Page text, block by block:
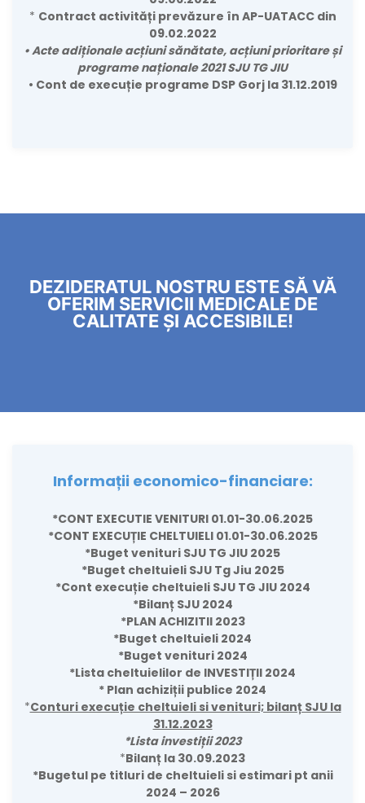
* Contract activități prevăzure în AP-UATACC din
09.02.2022
• Acte adiționale acțiuni sănătate, acțiuni prioritare și
programe naționale 2021 SJU TG JIU
• Cont de execuție programe DSP Gorj la 31.12.2019
DEZIDERATUL NOSTRU ESTE SĂ VĂ
OFERIM SERVICII MEDICALE DE
CALITATE ȘI ACCESIBILE!
Informații economico-financiare:
*CONT EXECUTIE VENITURI 01.01-30.06.2025
*CONT EXECUȚIE CHELTUIELI 01.01-30.06.2025
*Buget venituri SJU TG JIU 2025
*Buget cheltuieli SJU Tg Jiu 2025
*Cont execuție cheltuieli SJU TG JIU 2024
*Bilanț SJU 2024
*PLAN ACHIZITII 2023
*Buget cheltuieli 2024
*Buget venituri 2024
*Lista cheltuielilor de INVESTIȚII 2024
* Plan achiziții publice 2024
*Conturi execuție cheltuieli si venituri; bilanț SJU la
31.12.2023
*Lista investiții 2023
*Bilanț la 30.09.2023
*Bugetul pe titluri de cheltuieli si estimari pt anii
2024 – 2026